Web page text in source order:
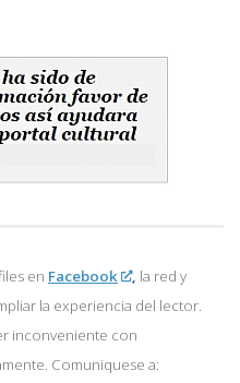
en Facebook , la red y
la experiencia del lector.
inconveniente con
Comuniquese a: